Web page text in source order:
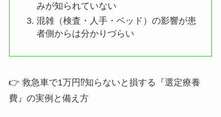
みが知られていない
混雑（検査・人手・ベッド）の影響が患
者側からは分かりづらい
👉 救急車で1万円⁉知らないと損する『選定療養
費』の実例と備え方